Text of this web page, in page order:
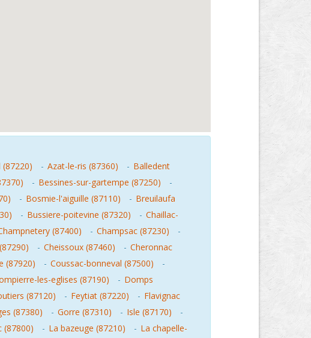
(87220) - Azat-le-ris (87360) - Balledent
- Bessines-sur-gartempe (87250)
-
- Bosmie-l'aiguille (87110) - Breuilaufa
- Bussiere-poitevine (87320) - Chaillac-
(87400) - Champsac (87230)
-
- Cheissoux (87460) - Cheronnac
(87920) - Coussac-bonneval (87500)
-
les-eglises (87190) - Domps
(87120) - Feytiat (87220) - Flavignac
(87380) - Gorre (87310) - Isle (87170)
-
(87800) - La bazeuge (87210) - La chapelle-